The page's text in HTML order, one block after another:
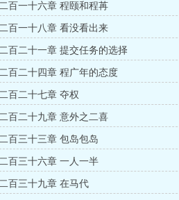
百一十六章 程颐和程苒
百一十八章 看没看出来
百二十一章 提交任务的选择
百二十四章 程广年的态度
百二十七章 夺权
百二十九章 意外之二喜
百三十三章 包岛包岛
百三十六章 一人一半
百三十九章 在马代